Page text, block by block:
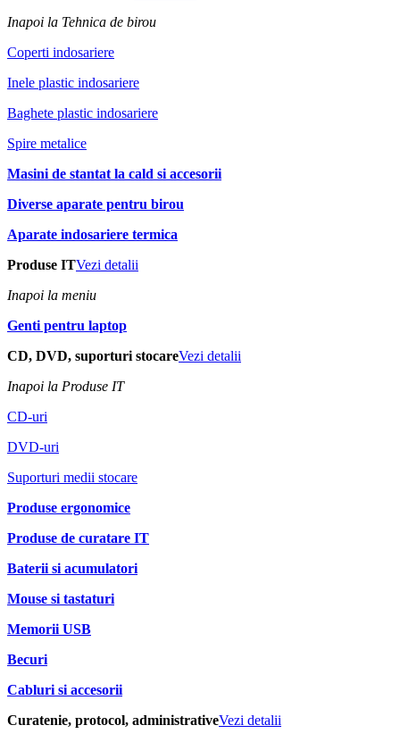
Inapoi la Tehnica de birou
Coperti indosariere
Inele plastic indosariere
Baghete plastic indosariere
Spire metalice
Masini de stantat la cald si accesorii
Diverse aparate pentru birou
Aparate indosariere termica
Produse ITVezi detalii
Inapoi la meniu
Genti pentru laptop
CD, DVD, suporturi stocareVezi detalii
Inapoi la Produse IT
CD-uri
DVD-uri
Suporturi medii stocare
Produse ergonomice
Produse de curatare IT
Baterii si acumulatori
Mouse si tastaturi
Memorii USB
Becuri
Cabluri si accesorii
Curatenie, protocol, administrativeVezi detalii